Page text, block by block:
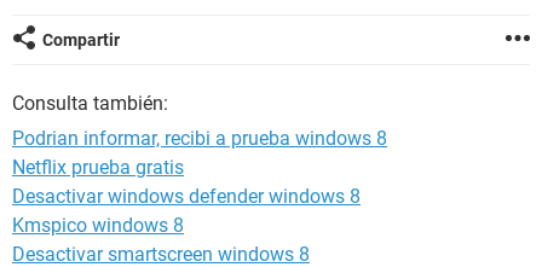
Compartir
Consulta también:
Podrian informar, recibi a prueba windows 8
Netflix prueba gratis
Desactivar windows defender windows 8
Kmspico windows 8
Desactivar smartscreen windows 8